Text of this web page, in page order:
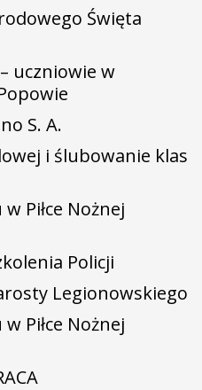
Święta
– uczniowie w
S. A.
i ślubowanie klas
Piłce Nożnej
Policji
Legionowskiego
Piłce Nożnej